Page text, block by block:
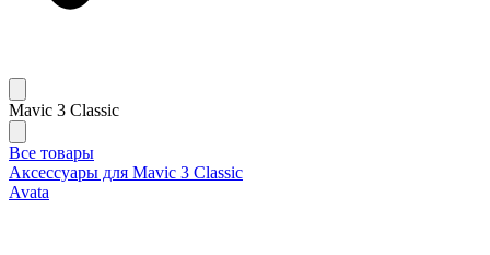
Mavic 3 Classic
Все товары
Аксессуары для Mavic 3 Classic
Avata